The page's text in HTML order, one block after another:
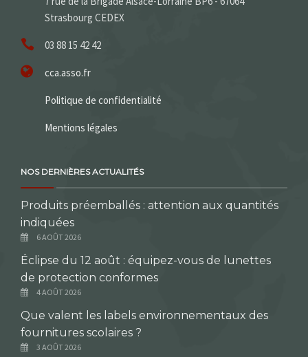
Strasbourg CEDEX
03 88 15 42 42
cca.asso.fr
Politique de confidentialité
Mentions légales
NOS DERNIÈRES ACTUALITÉS
Produits préemballés : attention aux quantités
indiquées
6 AOÛT 2026
Éclipse du 12 août : équipez-vous de lunettes
de protection conformes
4 AOÛT 2026
Que valent les labels environnementaux des
fournitures scolaires ?
3 AOÛT 2026